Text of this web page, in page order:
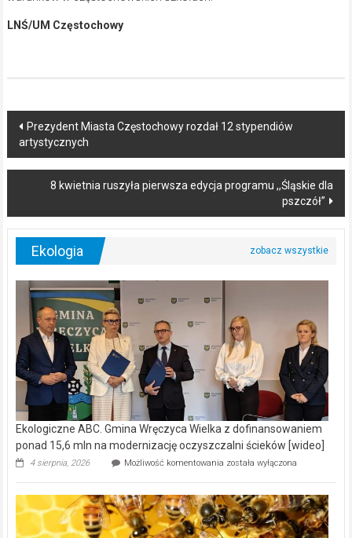
LNŚ/UM Częstochowy
Post
navigation
Prezydent Miasta Częstochowy rozdał 12 stypendiów
artystycznych
8 kwietnia ruszyła pierwsza edycja programu ,,Śląskie dla
pszczół”
Ekologia
Ekologiczne ABC. Gmina Wręczyca Wielka z dofinansowaniem
ponad 15,6 mln na modernizację oczyszczalni ścieków [wideo]
4 sierpnia, 2026 Możliwość komentowania Ekologiczne
Wręczyca
Wielka
z
została wyłączona